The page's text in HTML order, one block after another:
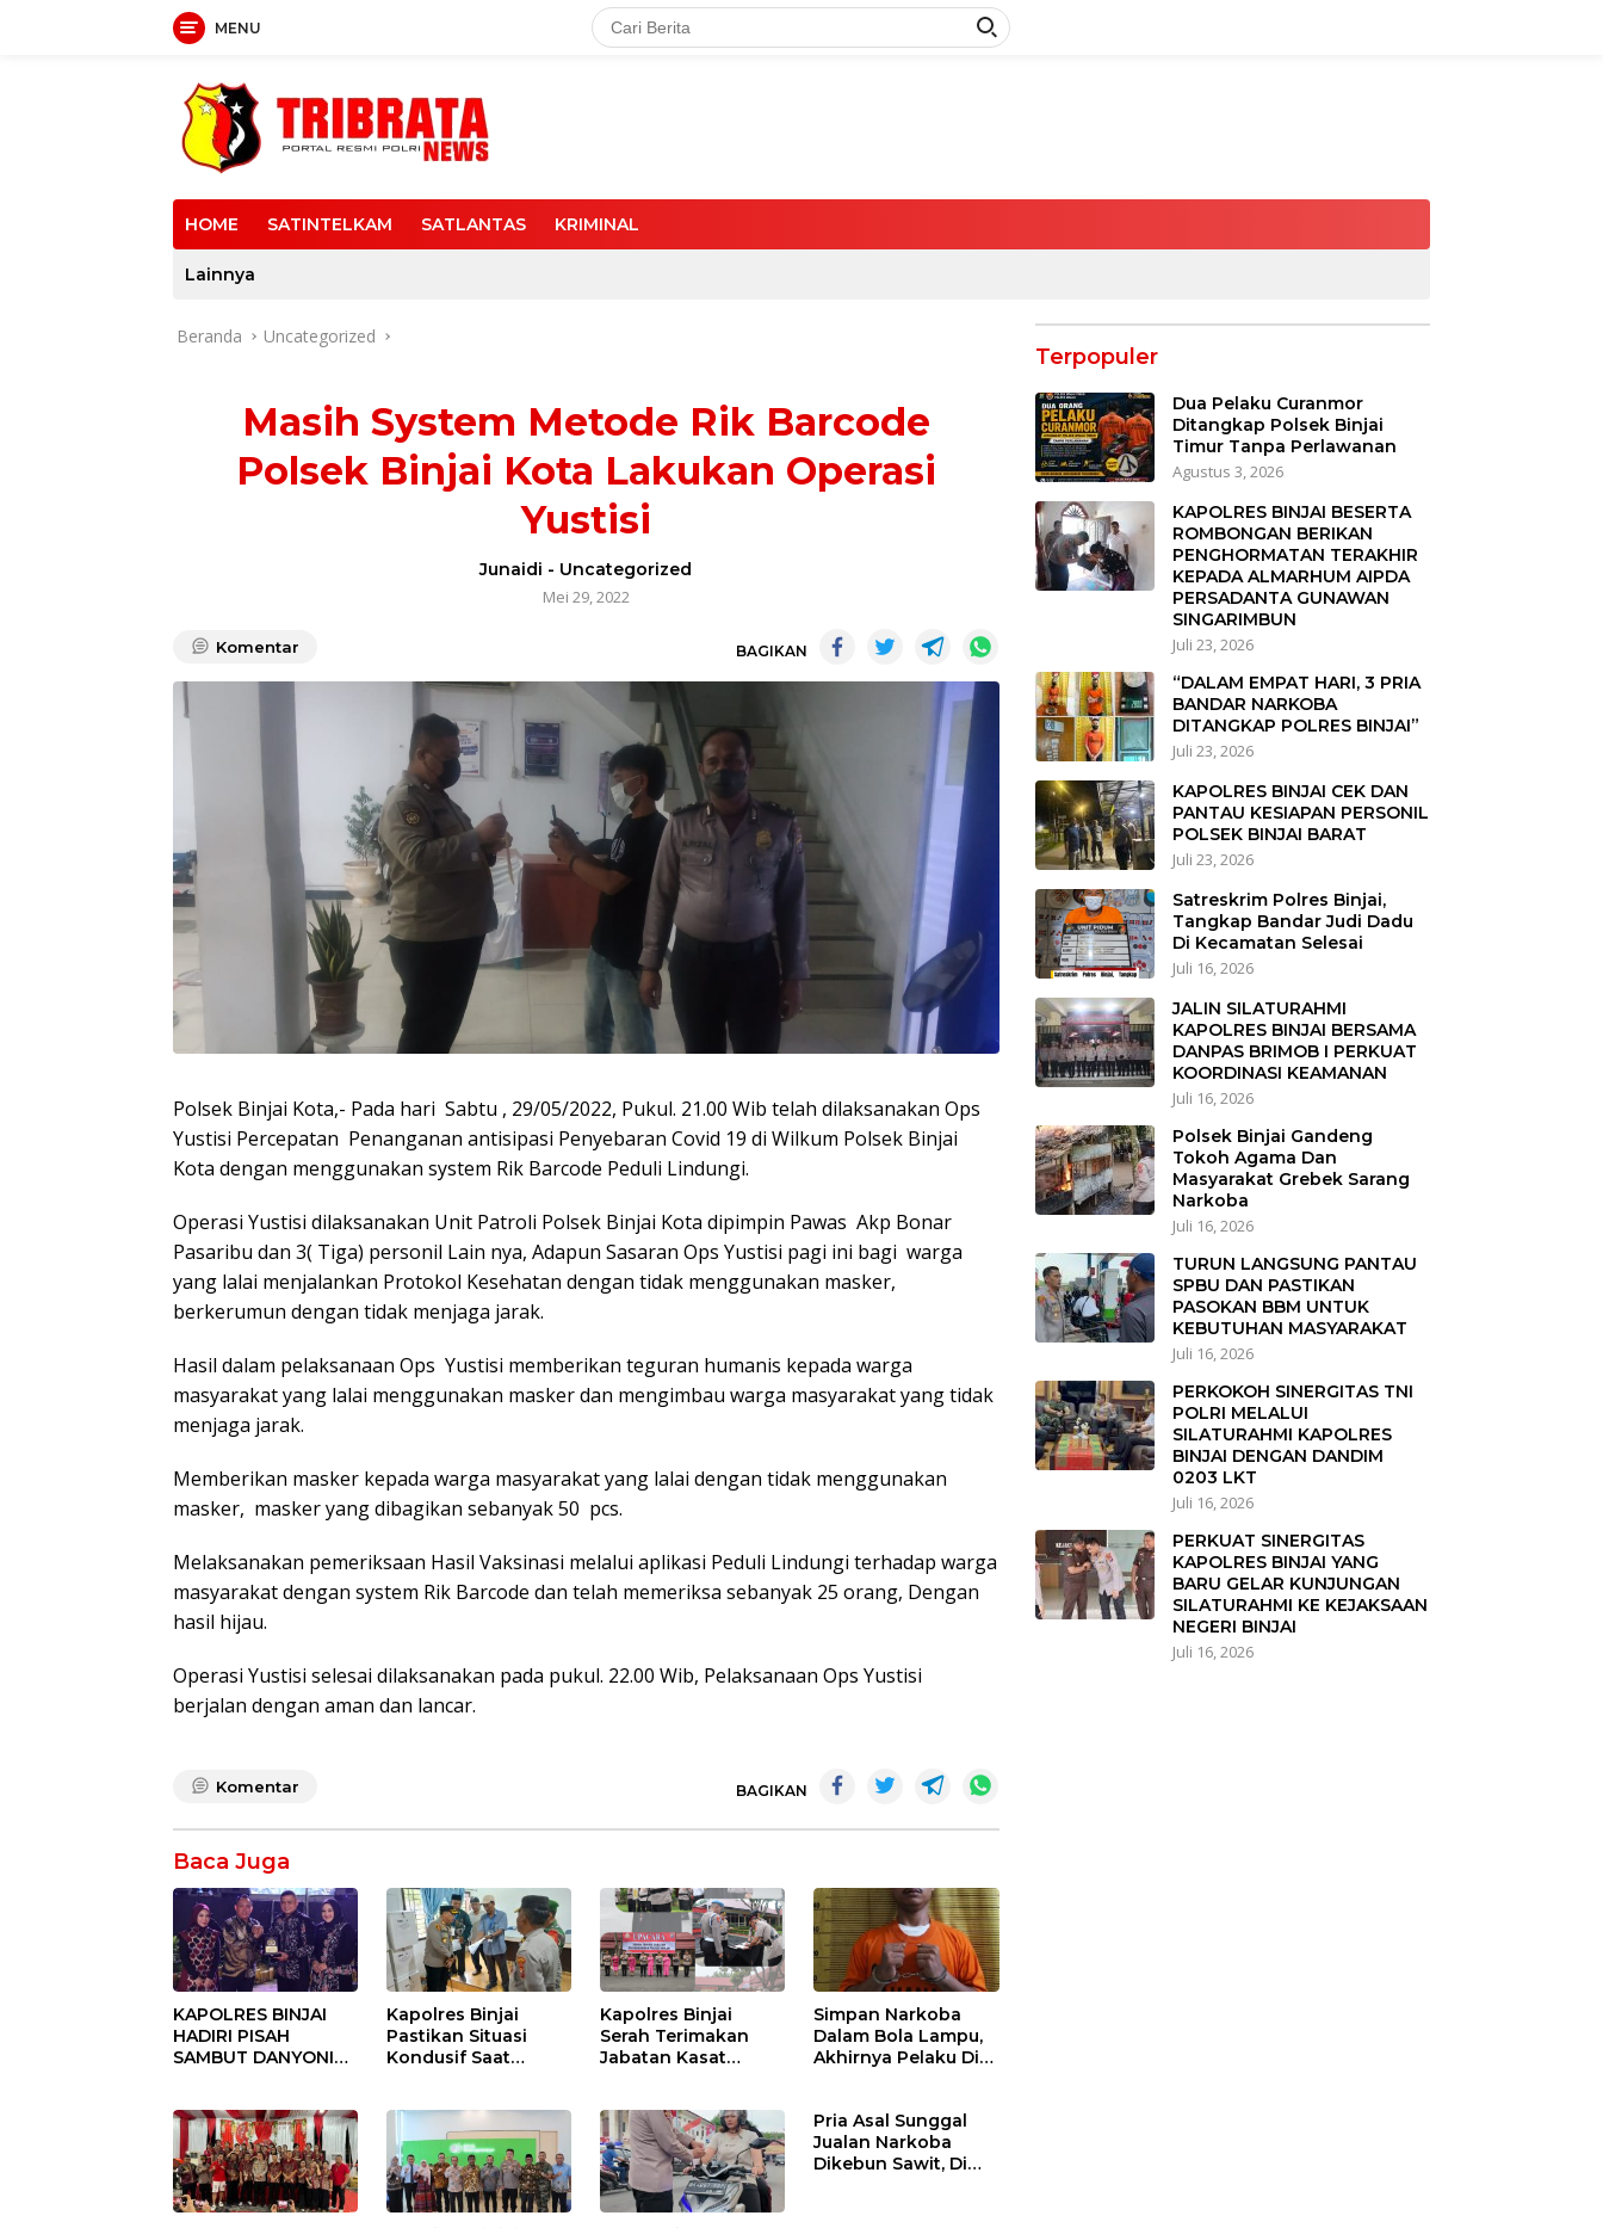
MENU
HOME SATINTELKAM SATLANTAS KRIMINAL
Lainnya
Beranda Uncategorized
Masih System Metode Rik Barcode
Polsek Binjai Kota Lakukan Operasi
Yustisi
Junaidi - Uncategorized
Mei 29, 2022
Komentar BAGIKAN
Polsek Binjai Kota,- Pada hari Sabtu , 29/05/2022, Pukul. 21.00 Wib telah dilaksanakan Ops
Yustisi Percepatan Penanganan antisipasi Penyebaran Covid 19 di Wilkum Polsek Binjai
Kota dengan menggunakan system Rik Barcode Peduli Lindungi.
Operasi Yustisi dilaksanakan Unit Patroli Polsek Binjai Kota dipimpin Pawas Akp Bonar
Pasaribu dan 3( Tiga) personil Lain nya, Adapun Sasaran Ops Yustisi pagi ini bagi warga
yang lalai menjalankan Protokol Kesehatan dengan tidak menggunakan masker,
berkerumun dengan tidak menjaga jarak.
Hasil dalam pelaksanaan Ops Yustisi memberikan teguran humanis kepada warga
masyarakat yang lalai menggunakan masker dan mengimbau warga masyarakat yang tidak
menjaga jarak.
Memberikan masker kepada warga masyarakat yang lalai dengan tidak menggunakan
masker, masker yang dibagikan sebanyak 50 pcs.
Melaksanakan pemeriksaan Hasil Vaksinasi melalui aplikasi Peduli Lindungi terhadap warga
masyarakat dengan system Rik Barcode dan telah memeriksa sebanyak 25 orang, Dengan
hasil hijau.
Operasi Yustisi selesai dilaksanakan pada pukul. 22.00 Wib, Pelaksanaan Ops Yustisi
berjalan dengan aman dan lancar.
Komentar BAGIKAN
Baca Juga
KAPOLRES BINJAI
HADIRI PISAH
SAMBUT DANYONIF
POLRI
Kapolres Binjai
Pastikan Situasi
Kondusif Saat
Hulu-I
Kapolres Binjai
Serah Terimakan
Jabatan Kasat
Utara
Simpan Narkoba
Dalam Bola Lampu,
Akhirnya Pelaku Di
Pria Asal Sunggal
Jualan Narkoba
Dikebun Sawit, Di
Terpopuler
Dua Pelaku Curanmor
Ditangkap Polsek Binjai
Timur Tanpa Perlawanan
Agustus 3, 2026
KAPOLRES BINJAI BESERTA
ROMBONGAN BERIKAN
PENGHORMATAN TERAKHIR
KEPADA ALMARHUM AIPDA
PERSADANTA GUNAWAN
SINGARIMBUN
Juli 23, 2026
“DALAM EMPAT HARI, 3 PRIA
BANDAR NARKOBA
DITANGKAP POLRES BINJAI”
Juli 23, 2026
KAPOLRES BINJAI CEK DAN
PANTAU KESIAPAN PERSONIL
POLSEK BINJAI BARAT
Juli 23, 2026
Satreskrim Polres Binjai,
Tangkap Bandar Judi Dadu
Di Kecamatan Selesai
Juli 16, 2026
JALIN SILATURAHMI
KAPOLRES BINJAI BERSAMA
DANPAS BRIMOB I PERKUAT
KOORDINASI KEAMANAN
Juli 16, 2026
Polsek Binjai Gandeng
Tokoh Agama Dan
Masyarakat Grebek Sarang
Narkoba
Juli 16, 2026
TURUN LANGSUNG PANTAU
SPBU DAN PASTIKAN
PASOKAN BBM UNTUK
KEBUTUHAN MASYARAKAT
Juli 16, 2026
PERKOKOH SINERGITAS TNI
POLRI MELALUI
SILATURAHMI KAPOLRES
BINJAI DENGAN DANDIM
0203 LKT
Juli 16, 2026
PERKUAT SINERGITAS
KAPOLRES BINJAI YANG
BARU GELAR KUNJUNGAN
SILATURAHMI KE KEJAKSAAN
NEGERI BINJAI
Juli 16, 2026